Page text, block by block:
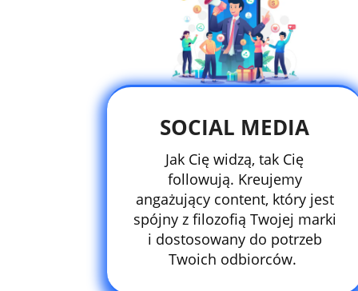
SOCIAL MEDIA
Jak Cię widzą, tak Cię
followują. Kreujemy
angażujący content, który jest
spójny z filozofią Twojej marki
i dostosowany do potrzeb
Twoich odbiorców.